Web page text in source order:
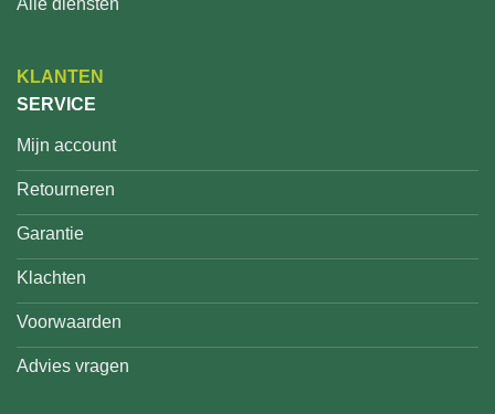
Alle diensten
KLANTEN
SERVICE
Mijn account
Retourneren
Garantie
Klachten
Voorwaarden
Advies vragen